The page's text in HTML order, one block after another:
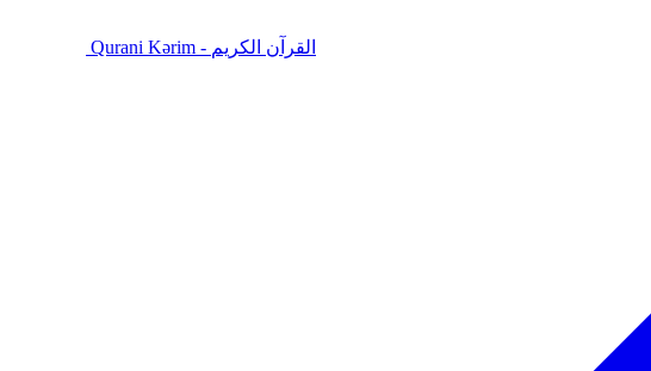
Qurani Kərim - القرآن الكريم